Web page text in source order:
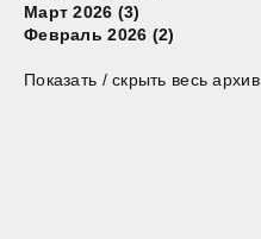
Март 2026 (3)
Февраль 2026 (2)
Показать / скрыть весь архив